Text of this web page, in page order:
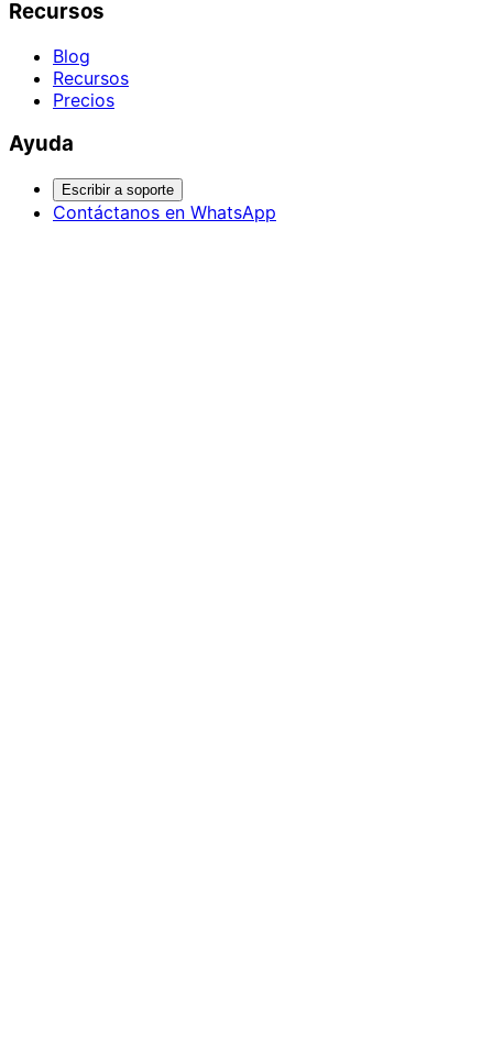
Recursos
Blog
Recursos
Precios
Ayuda
Escribir a soporte
Contáctanos en WhatsApp